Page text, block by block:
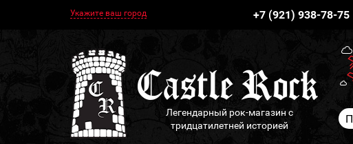
Укажите ваш город +7 (921) 938-78-75
Легендарный рок-магазин с
тридцатилетней историей